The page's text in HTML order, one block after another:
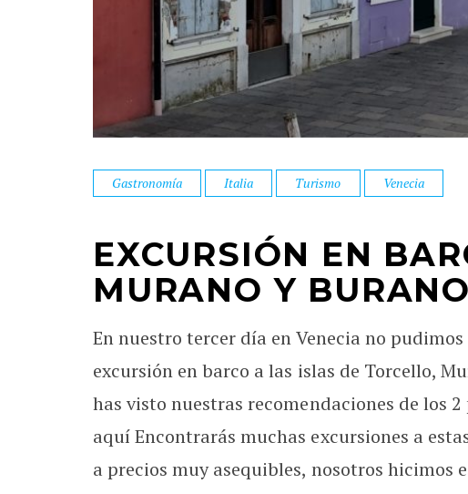
Gastronomía Italia Turismo Venecia
EXCURSIÓN EN
MURANO Y
En nuestro tercer día en Venecia no
excursión en barco a las islas de Torcello,
has visto nuestras recomendaciones de los
aquí Encontrarás muchas excursiones a
a precios muy asequibles, nosotros hicimos